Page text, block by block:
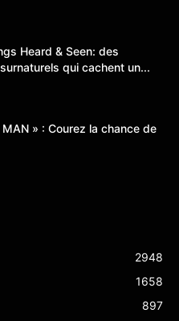
Heard & Seen: des
qui cachent un...
MAN » : Courez la chance de
2948
1658
897